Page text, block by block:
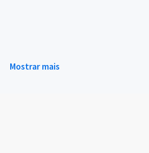
Mostrar mais